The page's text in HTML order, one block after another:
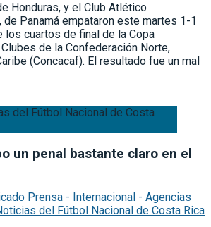
Honduras, y el Club Atlético
de Panamá empataron este martes 1-1
los cuartos de final de la Copa
de la Confederación Norte,
(Concacaf). El resultado fue un mal
del Fútbol Nacional de Costa
un penal bastante claro en el
Prensa - Internacional - Agencias
del Fútbol Nacional de Costa Rica